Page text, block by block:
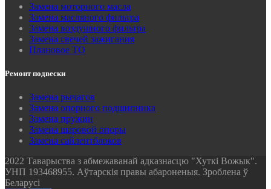
Замена моторного масла
Замена масляного фильтра
Замена воздушного фильтра
Замена свечей зажигания
Плановое ТО
Ремонт подвески
Замена рычагов
Замена опорного подшипника
Замена пружин
Замена шаровой опоры
Замена сайлентблоков
2022 Таварыства з абмежаванай адказнасцю "Хуткi Вожык".
УНП 193468955. Аўтарскія правы абароненыя. Зроблена ў
Беларусі